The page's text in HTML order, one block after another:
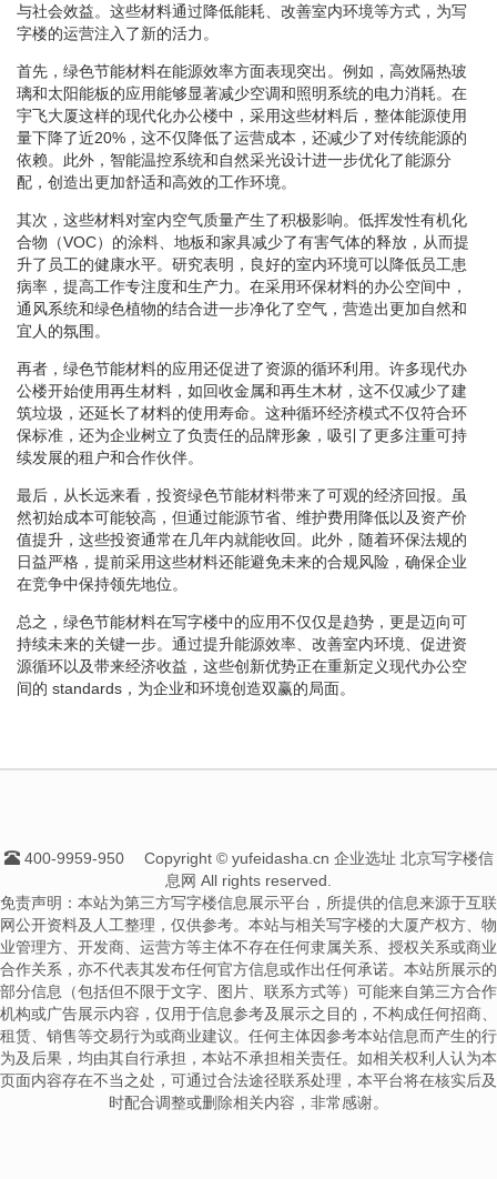
与社会效益。这些材料通过降低能耗、改善室内环境等方式，为写
字楼的运营注入了新的活力。
首先，绿色节能材料在能源效率方面表现突出。例如，高效隔热玻
璃和太阳能板的应用能够显著减少空调和照明系统的电力消耗。在
宇飞大厦这样的现代化办公楼中，采用这些材料后，整体能源使用
量下降了近20%，这不仅降低了运营成本，还减少了对传统能源的
依赖。此外，智能温控系统和自然采光设计进一步优化了能源分
配，创造出更加舒适和高效的工作环境。
其次，这些材料对室内空气质量产生了积极影响。低挥发性有机化
合物（VOC）的涂料、地板和家具减少了有害气体的释放，从而提
升了员工的健康水平。研究表明，良好的室内环境可以降低员工患
病率，提高工作专注度和生产力。在采用环保材料的办公空间中，
通风系统和绿色植物的结合进一步净化了空气，营造出更加自然和
宜人的氛围。
再者，绿色节能材料的应用还促进了资源的循环利用。许多现代办
公楼开始使用再生材料，如回收金属和再生木材，这不仅减少了建
筑垃圾，还延长了材料的使用寿命。这种循环经济模式不仅符合环
保标准，还为企业树立了负责任的品牌形象，吸引了更多注重可持
续发展的租户和合作伙伴。
最后，从长远来看，投资绿色节能材料带来了可观的经济回报。虽
然初始成本可能较高，但通过能源节省、维护费用降低以及资产价
值提升，这些投资通常在几年内就能收回。此外，随着环保法规的
日益严格，提前采用这些材料还能避免未来的合规风险，确保企业
在竞争中保持领先地位。
总之，绿色节能材料在写字楼中的应用不仅仅是趋势，更是迈向可
持续未来的关键一步。通过提升能源效率、改善室内环境、促进资
源循环以及带来经济收益，这些创新优势正在重新定义现代办公空
间的 standards，为企业和环境创造双赢的局面。
400-9959-950
Copyright © yufeidasha.cn 企业选址 北京写字楼信
息网 All rights reserved.
免责声明：本站为第三方写字楼信息展示平台，所提供的信息来源于互联
网公开资料及人工整理，仅供参考。本站与相关写字楼的大厦产权方、物
业管理方、开发商、运营方等主体不存在任何隶属关系、授权关系或商业
合作关系，亦不代表其发布任何官方信息或作出任何承诺。本站所展示的
部分信息（包括但不限于文字、图片、联系方式等）可能来自第三方合作
机构或广告展示内容，仅用于信息参考及展示之目的，不构成任何招商、
租赁、销售等交易行为或商业建议。任何主体因参考本站信息而产生的行
为及后果，均由其自行承担，本站不承担相关责任。如相关权利人认为本
页面内容存在不当之处，可通过合法途径联系处理，本平台将在核实后及
时配合调整或删除相关内容，非常感谢。